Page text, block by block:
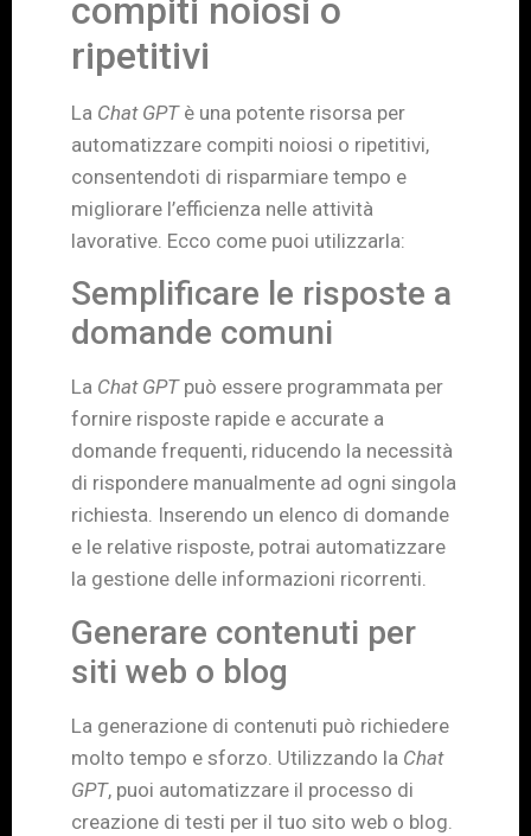
compiti noiosi o
ripetitivi
La Chat GPTè una potente risorsa per
automatizzare compiti noiosi o ripetitivi,
consentendoti di risparmiare tempo e
migliorare l’efficienza nelle attività
lavorative. Ecco come puoi utilizzarla:
Semplificare le risposte a
domande comuni
La Chat GPTpuò essere programmata per
fornire risposte rapide e accurate a
domande frequenti, riducendo la necessità
di rispondere manualmente ad ogni singola
richiesta. Inserendo un elenco di domande
e le relative risposte, potrai automatizzare
la gestione delle informazioni ricorrenti.
Generare contenuti per
siti web o blog
La generazione di contenuti può richiedere
molto tempo e sforzo. Utilizzando la Chat
GPT, puoi automatizzare il processo di
creazione di testi per il tuo sito web o blog.